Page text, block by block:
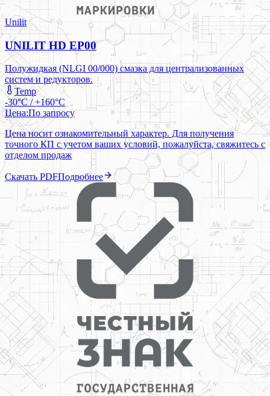
Unilit
UNILIT HD EP00
Полужидкая (NLGI 00/000) смазка для централизованных
систем и редукторов.
Temp
-30°C / +160°C
Цена:По запросу
Цена носит ознакомительный характер. Для получения
точного КП с учетом ваших условий, пожалуйста, свяжитесь с
отделом продаж
Скачать PDFПодробнее